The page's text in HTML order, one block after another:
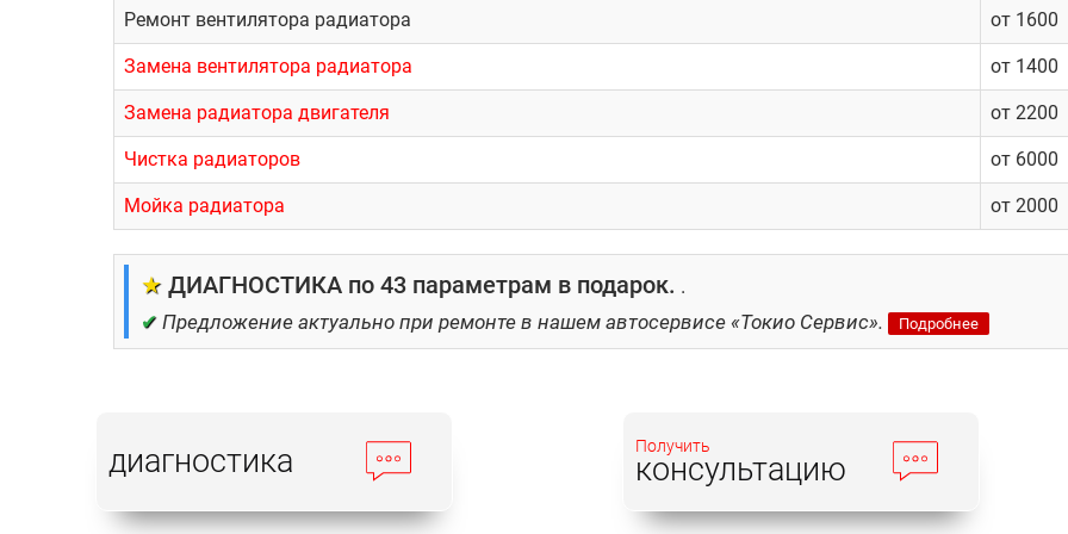
Замену радиатора охлаждения важно поручить профессионалам. Неумелые действия могут усугубить
времени и денежных средств, чем было запланировано. Поэтому рекомендуем не рисковать, а
Сервис», который расположен в Москве. Здесь же можно приобрести нужные запчасти по выгодным ценам.
Ремонт вентилятора радиатора от 1600
Замена вентилятора радиатора от 1400
Замена радиатора двигателя от 2200
Чистка радиаторов от 6000
Мойка радиатора от 2000
★ ДИАГНОСТИКА по 43 параметрам в подарок. .
✔ Предложение актуально при ремонте в нашем автосервисе «Токио Сервис». Подробнее
диагностика Получить
консультацию